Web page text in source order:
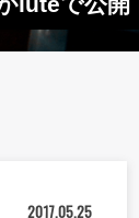
2017.05.25